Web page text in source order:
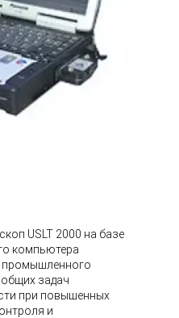
USLT 2000 на базе
компьютера
промышленного
задач
при повышенных
и